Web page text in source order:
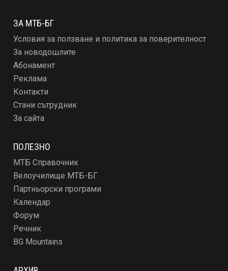
ЗА МТБ-БГ
Условия за ползване и политика за поверителност
За новодошлите
Абонамент
Реклама
Контакти
Стани сътрудник
За сайта
ПОЛЕЗНО
МТБ Справочник
Велоучилище МТБ-БГ
Партньорски програми
Календар
Форум
Речник
BG Mountains